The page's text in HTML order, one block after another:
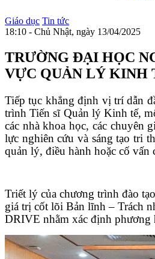
Giáo dục Tin tức
18:10 - Chủ Nhật, ngày 13/04/2025
TRƯỜNG ĐẠI HỌC
VỰC QUẢN LÝ KINH
Tiếp tục khẳng định vị trí dẫn
trình Tiến sĩ Quản lý Kinh tế,
các nhà khoa học, các chuyên
lực nghiên cứu và sáng tạo tri
quản lý, điều hành hoặc cố vấn
Triết lý của chương trình đào
giá trị cốt lõi Bản lĩnh – Trách
DRIVE nhằm xác định phương